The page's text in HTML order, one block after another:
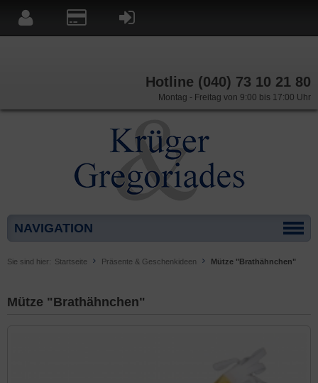
Hotline (040) 73 10 21 80
Montag - Freitag von 9:00 bis 17:00 Uhr
NAVIGATION
Sie sind hier: Startseite Präsente & Geschenkideen Mütze "Brathähnchen"
Mütze "Brathähnchen"